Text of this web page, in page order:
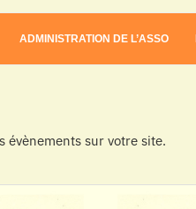
ADMINISTRATION DE L’ASSO
évènements sur votre site.